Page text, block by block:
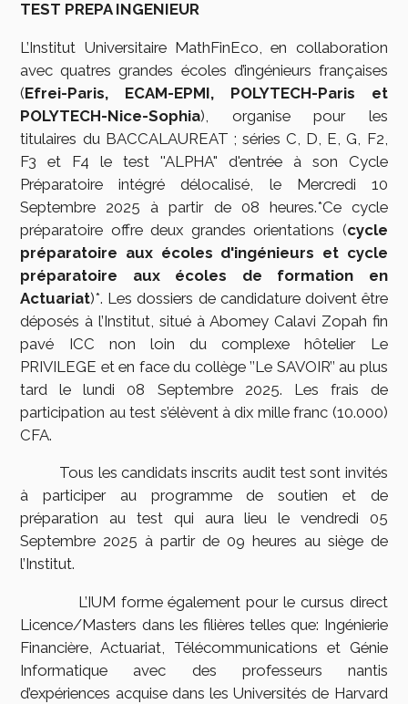
TEST PREPA INGENIEUR
L’Institut Universitaire MathFinEco, en collaboration
avec quatres grandes écoles d’ingénieurs françaises
(Efrei-Paris, ECAM-EPMI, POLYTECH-Paris et
POLYTECH-Nice-Sophia), organise pour les
titulaires du BACCALAUREAT ; séries C, D, E, G, F2,
F3 et F4 le test ''ALPHA" d'entrée à son Cycle
Préparatoire intégré délocalisé, le Mercredi 10
Septembre 2025 à partir de 08 heures.*Ce cycle
préparatoire offre deux grandes orientations (cycle
préparatoire aux écoles d'ingénieurs et cycle
préparatoire aux écoles de formation en
Actuariat)*. Les dossiers de candidature doivent être
déposés à l’Institut, situé à Abomey Calavi Zopah fin
pavé ICC non loin du complexe hôtelier Le
PRIVILEGE et en face du collège ’’Le SAVOIR’’ au plus
tard le lundi 08 Septembre 2025. Les frais de
participation au test s’élèvent à dix mille franc (10.000)
CFA.
Tous les candidats inscrits audit test sont invités
à participer au programme de soutien et de
préparation au test qui aura lieu le vendredi 05
Septembre 2025 à partir de 09 heures au siège de
l’Institut.
L’IUM forme également pour le cursus direct
Licence/Masters dans les filières telles que: Ingénierie
Financière, Actuariat, Télécommunications et Génie
Informatique avec des professeurs nantis
d’expériences acquise dans les Universités de Harvard